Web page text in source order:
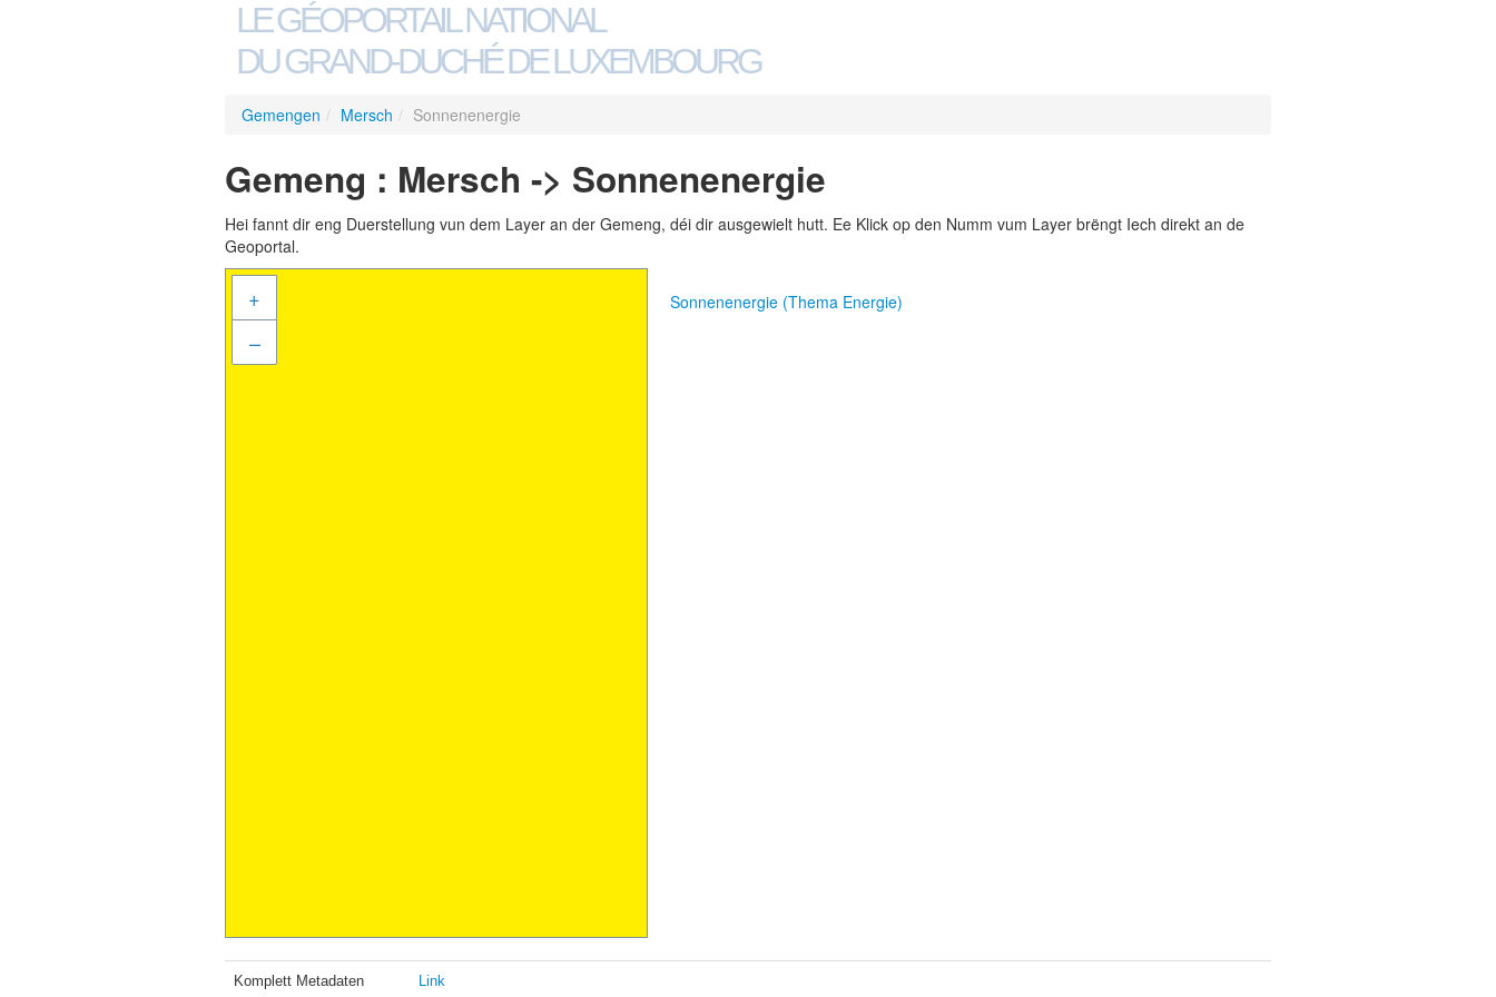
LE GÉOPORTAIL NATIONAL
DU GRAND-DUCHÉ DE LUXEMBOURG
Gemengen / Mersch / Sonnenenergie
Gemeng : Mersch -> Sonnenenergie
Hei fannt dir eng Duerstellung vun dem Layer an der Gemeng, déi dir ausgewielt hutt. Ee Klick op den Numm vum Layer brëngt Iech direkt an de
Geoportal.
+
–
Sonnenenergie (Thema Energie)
Komplett Metadaten Link